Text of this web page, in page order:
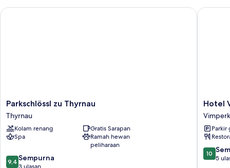
Parkschlössl
zu
Thyrnau
Thyrnau
Parkschlössl zu Thyrnau
Thyrnau
Kolam renang
Gratis Sarapan
Spa
Ramah hewan
peliharaan
9.4
9,4 Sempurna
3 ulasan
Parkschlössl zu Thyrnau
Hotel
Vodník
Vimperk
Hotel
Vimperk
Parkir
10.0
dari
10
5
Hotel